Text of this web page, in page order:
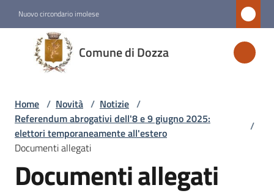
Nuovo circondario imolese
Comune di Dozza
Comune
di
Dozza
Amministrazione
Novità
Menu selezionato
Home / Novità / Notizie /
Referendum abrogativi dell'8 e 9 giugno 2025:
elettori temporaneamente all'estero
/
Documenti allegati
Documenti allegati